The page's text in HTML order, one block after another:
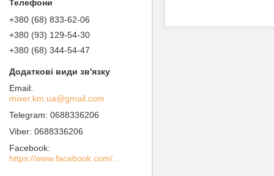
+380 (68) 833-62-06
+380 (93) 129-54-30
+380 (68) 344-54-47
mixer.km.ua@gmail.com
0688336206
0688336206
Facebook